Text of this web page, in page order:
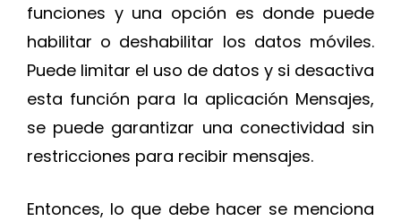
funciones y una opción es donde puede
habilitar o deshabilitar los datos móviles.
Puede limitar el uso de datos y si desactiva
esta función para la aplicación Mensajes,
se puede garantizar una conectividad sin
restricciones para recibir mensajes.
Entonces, lo que debe hacer se menciona